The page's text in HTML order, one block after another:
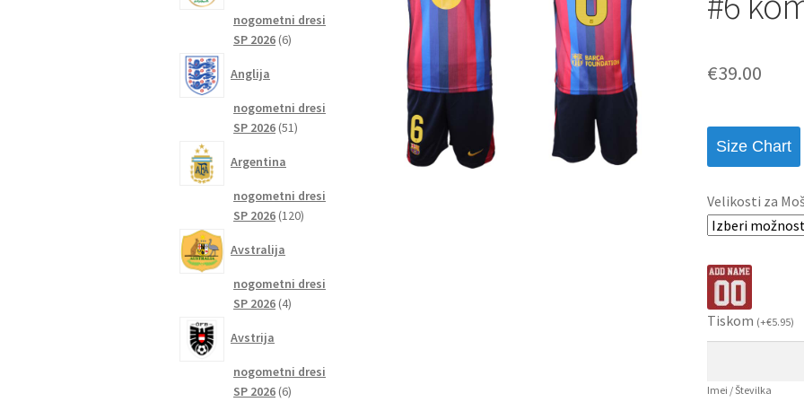
€39.00
Size Chart
Velikosti za
Tiskom (+€5.95)
Imei / Številka
nogometni dresi
SP 2026 66
Anglija
nogometni dresi
SP 2026 5151
Argentina
nogometni dresi
SP 2026 120120
Avstralija
nogometni dresi
SP 2026 44
Avstrija
nogometni dresi
SP 2026 66